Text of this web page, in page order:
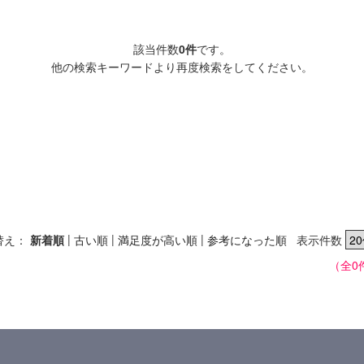
該当件数0件です。
他の検索キーワードより再度検索をしてください。
： 新着順 | 古い順 | 満足度が高い順 | 参考になった順 表示件数
（全